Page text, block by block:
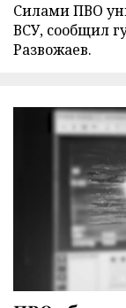
Силами ПВО
ВСУ, сообщил
Развожаев.